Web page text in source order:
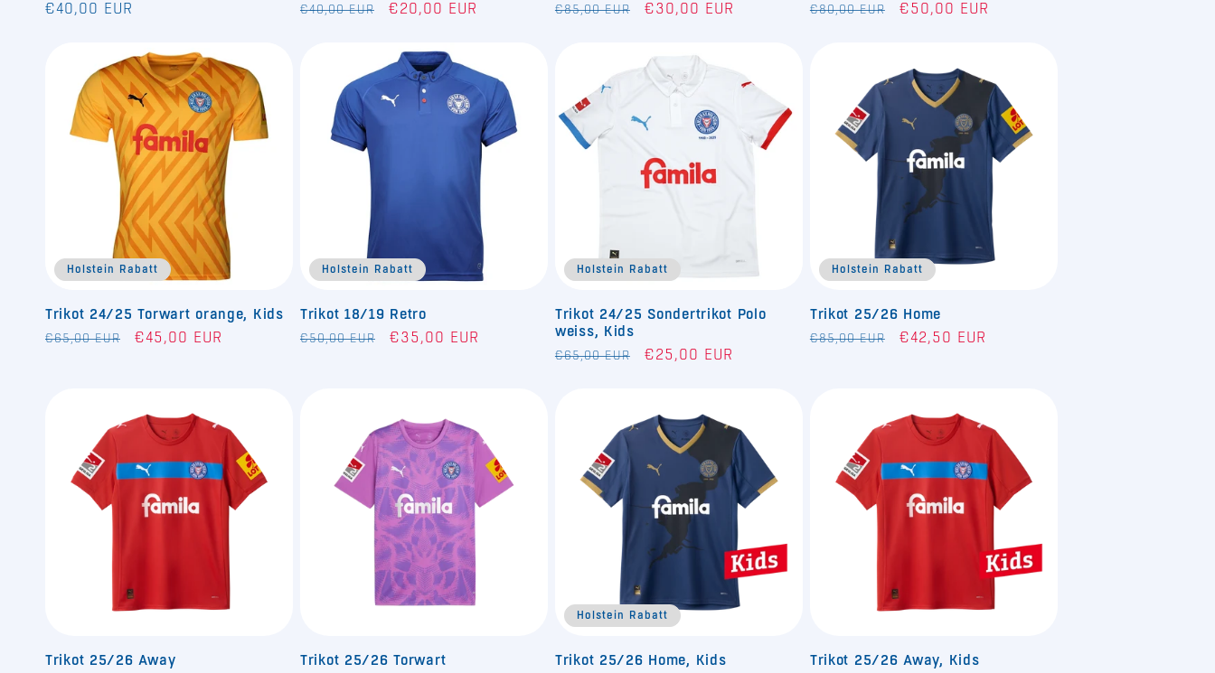
Normaler
€40,00 EUR
Normaler
€40,00 EUR Verkaufspreis
€20,00 EUR
Normaler
€85,00 EUR Verkaufspreis
€30,00 EUR
Normaler
€80,00 EUR Verkaufspreis
€50,00 EUR
Holstein Rabatt
Trikot 24/25 Torwart orange, Kids
Normaler
€65,00 EUR Verkaufspreis
€45,00 EUR
Holstein Rabatt
Trikot 18/19 Retro
Normaler
€50,00 EUR Verkaufspreis
€35,00 EUR
Holstein Rabatt
Trikot 24/25 Sondertrikot Polo
weiss, Kids
Normaler
€65,00 EUR Verkaufspreis
€25,00 EUR
Holstein Rabatt
Trikot 25/26 Home
Normaler
€85,00 EUR Verkaufspreis
€42,50 EUR
Trikot 25/26 Away Trikot 25/26 Torwart
Holstein Rabatt
Trikot 25/26 Home, Kids Trikot 25/26 Away, Kids